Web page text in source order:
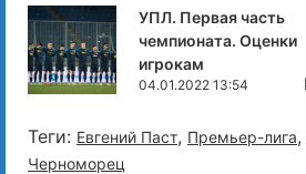
УПЛ. Первая часть
чемпионата. Оценки
игрокам
04.01.2022 13:54
Теги: Евгений Паст, Премьер-лига,
Черноморец